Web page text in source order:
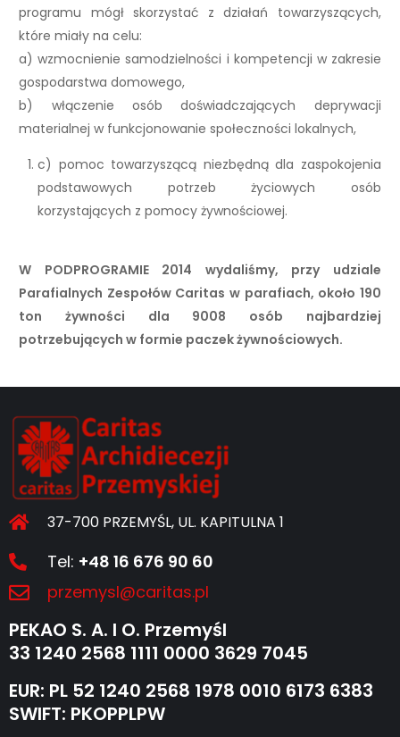
programu mógł skorzystać z działań towarzyszących,
które miały na celu:
a) wzmocnienie samodzielności i kompetencji w zakresie
gospodarstwa domowego,
b) włączenie osób doświadczających deprywacji
materialnej w funkcjonowanie społeczności lokalnych,
c) pomoc towarzyszącą niezbędną dla zaspokojenia
podstawowych potrzeb życiowych osób
korzystających z pomocy żywnościowej.
W PODPROGRAMIE 2014 wydaliśmy, przy udziale
Parafialnych Zespołów Caritas w parafiach, około 190
ton żywności dla 9008 osób najbardziej
potrzebujących w formie paczek żywnościowych.
37-700 PRZEMYŚL, UL. KAPITULNA 1
Tel: +48 16 676 90 60
przemysl@caritas.pl
PEKAO S. A. I O. Przemyśl
33 1240 2568 1111 0000 3629 7045
EUR: PL 52 1240 2568 1978 0010 6173 6383
SWIFT: PKOPPLPW